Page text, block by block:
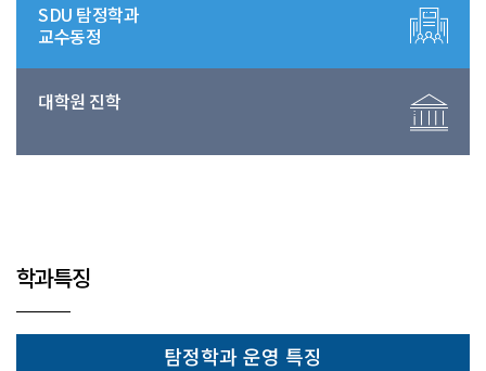
SDU 탐정학과
교수동정
대학원 진학
학과특징
탐정학과 운영 특징